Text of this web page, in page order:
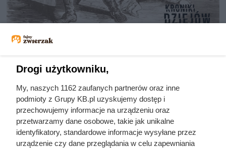
Nie harówka była najgorsza.
zaczynał się po zamknięciu drzwi
domu
Drogi użytkowniku,
My, naszych 1162 zaufanych partnerów oraz inne
podmioty z Grupy KB.pl uzyskujemy dostęp i
przechowujemy informacje na urządzeniu oraz
przetwarzamy dane osobowe, takie jak unikalne
identyfikatory, standardowe informacje wysyłane przez
urządzenie czy dane przeglądania w celu zapewniania